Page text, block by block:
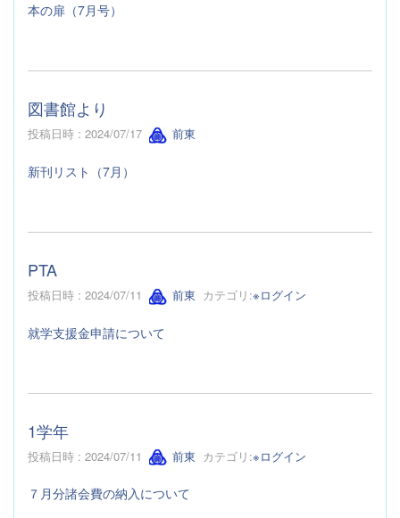
本の扉（7月号）
図書館より
投稿日時 : 2024/07/17 前東
新刊リスト（7月）
PTA
投稿日時 : 2024/07/11 前東 カテゴリ:※ログイン
就学支援金申請について
1学年
投稿日時 : 2024/07/11 前東 カテゴリ:※ログイン
７月分諸会費の納入について